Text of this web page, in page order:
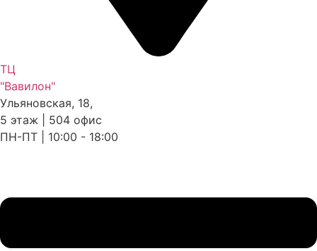
ТЦ
"Вавилон"
Ульяновская, 18,
5 этаж | 504 офис
ПН-ПТ | 10:00 - 18:00